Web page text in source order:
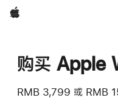
Apple
购买 Apple
RMB 3,799 或 RMB